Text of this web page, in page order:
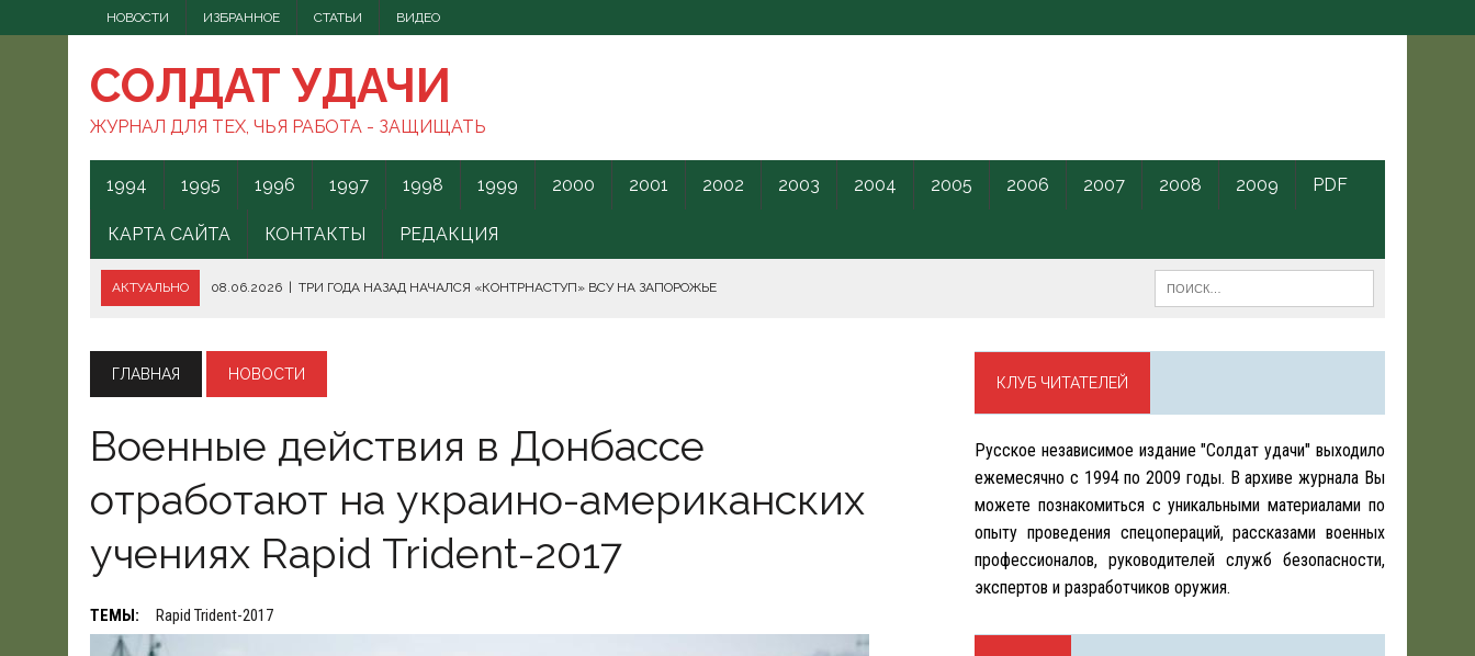
НОВОСТИ ИЗБРАННОЕ СТАТЬИ ВИДЕО
СОЛДАТ УДАЧИ
ЖУРНАЛ ДЛЯ ТЕХ, ЧЬЯ РАБОТА - ЗАЩИЩАТЬ
1994 1995 1996 1997 1998 1999 2000 2001 2002 2003 2004 2005 2006 2007 2008 2009 PDF
КАРТА САЙТА КОНТАКТЫ РЕДАКЦИЯ
АКТУАЛЬНО 08.06.2026 ТРИ ГОДА НАЗАД НАЧАЛСЯ «КОНТРНАСТУП» ВСУ НА ЗАПОРОЖЬЕ
07.06.2026 | БОРЬБА С НАШИМИ МОГАМИ. ЧТО ДЕЛАТЬ?
07.06.2026 ВЫЯСНИЛОСЬ, ОТКУДА ВСУ ЗАПУСКАЛИ БЕСПИЛОТНИКИ В ЛЕНОБЛАСТЬ НАКАНУНЕ ОТКРЫТИЯ ПМЭФ.
В КЕНИИ ВСПЫХНУЛИ ПРОТЕСТЫ ПРОТИВ СЕКРЕТНОГО КАРАНТИННОГО ЦЕНТРА США.
19.06.2026 | WSJ: ПЕНТАГОНУ НУЖНО $80 МЛРД ДЛЯ ПОКРЫТИЯ РАСХОДОВ НА КОНФЛИКТ С ИРАНОМ
ГЛАВНАЯ НОВОСТИ
Военные действия в Донбассе
отработают на украино-американских
учениях Rapid Trident-2017
ТЕМЫ: Rapid Trident-2017
КЛУБ ЧИТАТЕЛЕЙ
Русское независимое издание "Солдат удачи" выходило
ежемесячно с 1994 по 2009 годы. В архиве журнала Вы
можете познакомиться с уникальными материалами по
опыту проведения спецопераций, рассказами военных
профессионалов, руководителей служб безопасности,
экспертов и разработчиков оружия.